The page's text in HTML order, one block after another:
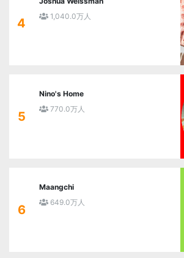
4
1,040.0万人
5
Nino's Home
770.0万人
6
Maangchi
649.0万人